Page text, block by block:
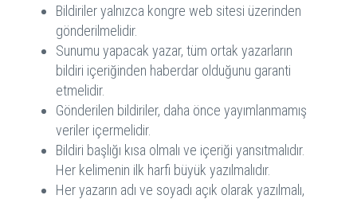
Bildiriler yalnızca kongre web sitesi üzerinden
gönderilmelidir.
Sunumu yapacak yazar, tüm ortak yazarların
bildiri içeriğinden haberdar olduğunu garanti
etmelidir.
Gönderilen bildiriler, daha önce yayımlanmamış
veriler içermelidir.
Bildiri başlığı kısa olmalı ve içeriği yansıtmalıdır.
Her kelimenin ilk harfi büyük yazılmalıdır.
Her yazarın adı ve soyadı açık olarak yazılmalı,